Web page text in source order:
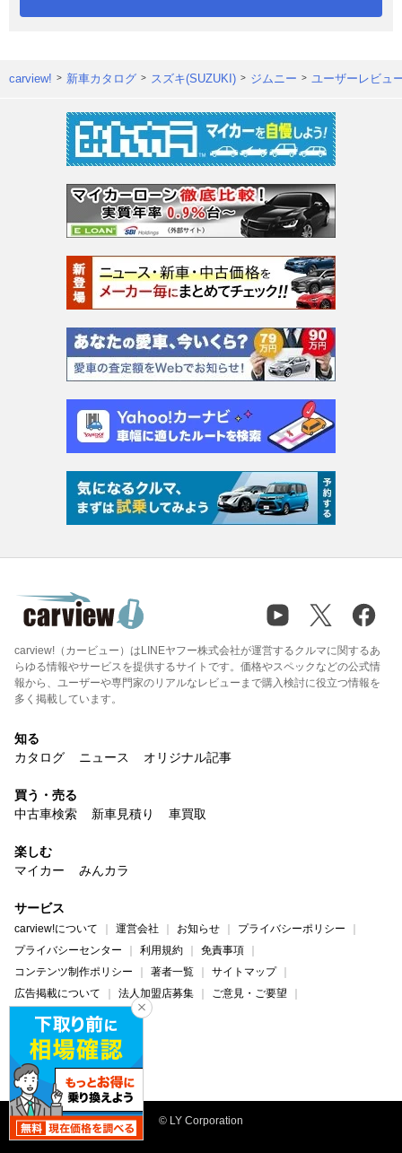
carview! 新車カタログ スズキ(SUZUKI) ジムニー ユーザーレビュ
carview!（カービュー）はLINEヤフー株式会社が運営するクルマに関するあ
らゆる情報やサービスを提供するサイトです。価格やスペックなどの公式情
報から、ユーザーや専門家のリアルなレビューまで購入検討に役立つ情報を
多く掲載しています。
知る
カタログ
ニュース オリジナル記事
買う・売る
中古車検索
新車見積り 車買取
楽しむ
マイカー
みんカラ
サービス
carview!について 運営会社 お知らせ
プライバシーポリシー
プライバシーセンター
利用規約
免責事項
コンテンツ制作ポリシー
著者一覧
サイトマップ
広告掲載について
法人加盟店募集
ご意見・ご要望
ヘルプ・お問い合わせ
carview! Yahoo! JAPAN
© LY Corporation